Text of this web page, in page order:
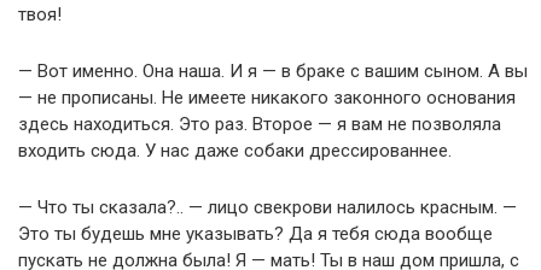
твоя!
— Вот именно. Она наша. И я — в браке с вашим сыном. А вы
— не прописаны. Не имеете никакого законного основания
здесь находиться. Это раз. Второе — я вам не позволяла
входить сюда. У нас даже собаки дрессированнее.
— Что ты сказала?.. — лицо свекрови налилось красным. —
Это ты будешь мне указывать? Да я тебя сюда вообще
пускать не должна была! Я — мать! Ты в наш дом пришла, с